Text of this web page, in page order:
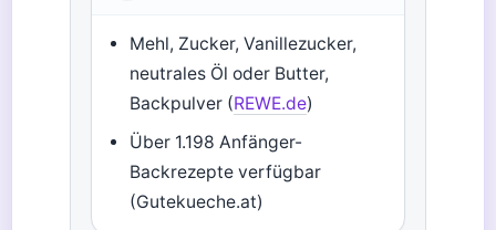
Mehl, Zucker, Vanillezucker,
neutrales Öl oder Butter,
Backpulver (REWE.de)
Über 1.198 Anfänger-
Backrezepte verfügbar
(Gutekueche.at)